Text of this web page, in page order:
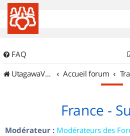
FAQ
UtagawaVTT (Randos VTT et VTTAE avec traces GPS)
Accueil forum
France -
Modérateur : Modérateurs des